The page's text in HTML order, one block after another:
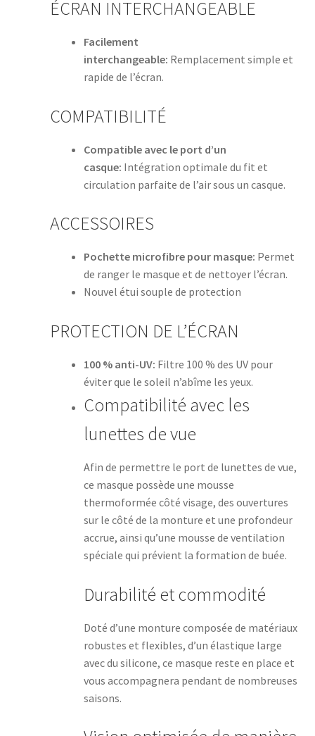
ÉCRAN INTERCHANGEABLE
Facilement
interchangeable: Remplacement simple et
rapide de l’écran.
COMPATIBILITÉ
Compatible avec le port d’un
casque: Intégration optimale du fit et
circulation parfaite de l’air sous un casque.
ACCESSOIRES
Pochette microfibre pour masque: Permet
de ranger le masque et de nettoyer l’écran.
Nouvel étui souple de protection
PROTECTION DE L’ÉCRAN
100 % anti-UV: Filtre 100 % des UV pour
éviter que le soleil n’abîme les yeux.
Compatibilité avec les
lunettes de vue
Afin de permettre le port de lunettes de vue,
ce masque possède une mousse
thermoformée côté visage, des ouvertures
sur le côté de la monture et une profondeur
accrue, ainsi qu’une mousse de ventilation
spéciale qui prévient la formation de buée.
Durabilité et commodité
Doté d’une monture composée de matériaux
robustes et flexibles, d’un élastique large
avec du silicone, ce masque reste en place et
vous accompagnera pendant de nombreuses
saisons.